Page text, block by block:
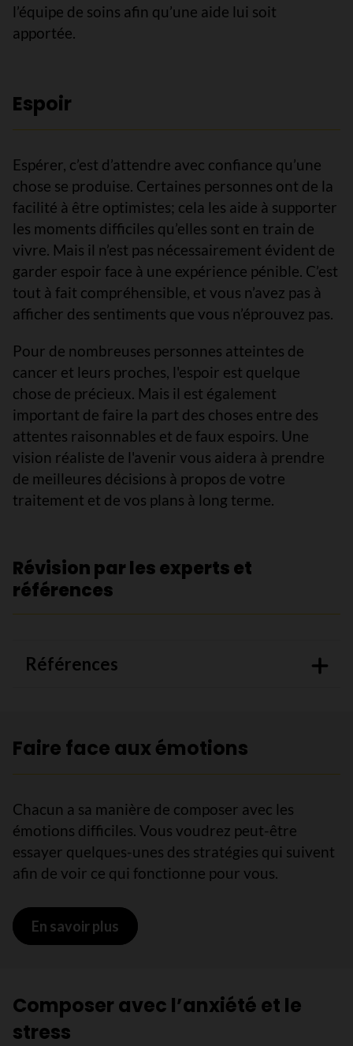
l’équipe de soins afin qu’une aide lui soit
apportée.
Espoir
Espérer, c’est d’attendre avec confiance qu’une
chose se produise. Certaines personnes ont de la
facilité à être optimistes; cela les aide à supporter
les moments difficiles qu’elles sont en train de
vivre. Mais il n’est pas nécessairement évident de
garder espoir face à une expérience pénible. C’est
tout à fait compréhensible, et vous n’avez pas à
afficher des sentiments que vous n’éprouvez pas.
Pour de nombreuses personnes atteintes de
cancer et leurs proches, l'espoir est quelque
chose de précieux. Mais il est également
important de faire la part des choses entre des
attentes raisonnables et de faux espoirs. Une
vision réaliste de l'avenir vous aidera à prendre
de meilleures décisions à propos de votre
traitement et de vos plans à long terme.
Révision par les experts et
références
Références
Faire face aux émotions
Chacun a sa manière de composer avec les
émotions difficiles. Vous voudrez peut-être
essayer quelques-unes des stratégies qui suivent
afin de voir ce qui fonctionne pour vous.
En savoir plus sur Faire face aux émotions
Composer avec l’anxiété et le
stress